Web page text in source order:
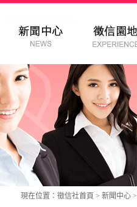
現在位置： 徵信社首頁 > 新聞中心 >